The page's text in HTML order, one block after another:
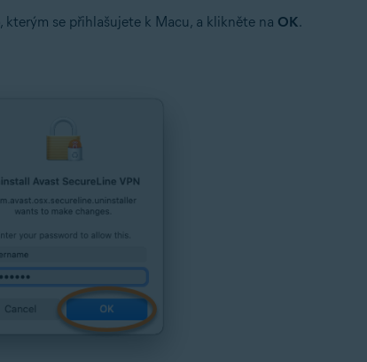
kterým se přihlašujete k Macu, a klikněte na OK.